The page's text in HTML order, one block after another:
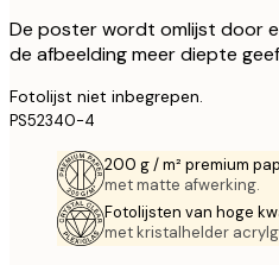
De poster wordt omlijst door
de afbeelding meer diepte
Fotolijst niet inbegrepen.
PS52340-4
200 g / m² premium
met matte afwerking.
Fotolijsten van hoge
met kristalhelder